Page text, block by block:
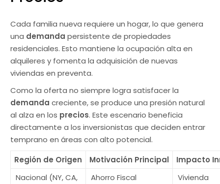
Cada familia nueva requiere un hogar, lo que genera
una demanda persistente de propiedades
residenciales. Esto mantiene la ocupación alta en
alquileres y fomenta la adquisición de nuevas
viviendas en preventa.
Como la oferta no siempre logra satisfacer la
demanda creciente, se produce una presión natural
al alza en los precios. Este escenario beneficia
directamente a los inversionistas que deciden entrar
temprano en áreas con alto potencial.
Región de Origen
Motivación Principal
Impacto
Nacional (NY, CA,
Ahorro Fiscal
Vivienda